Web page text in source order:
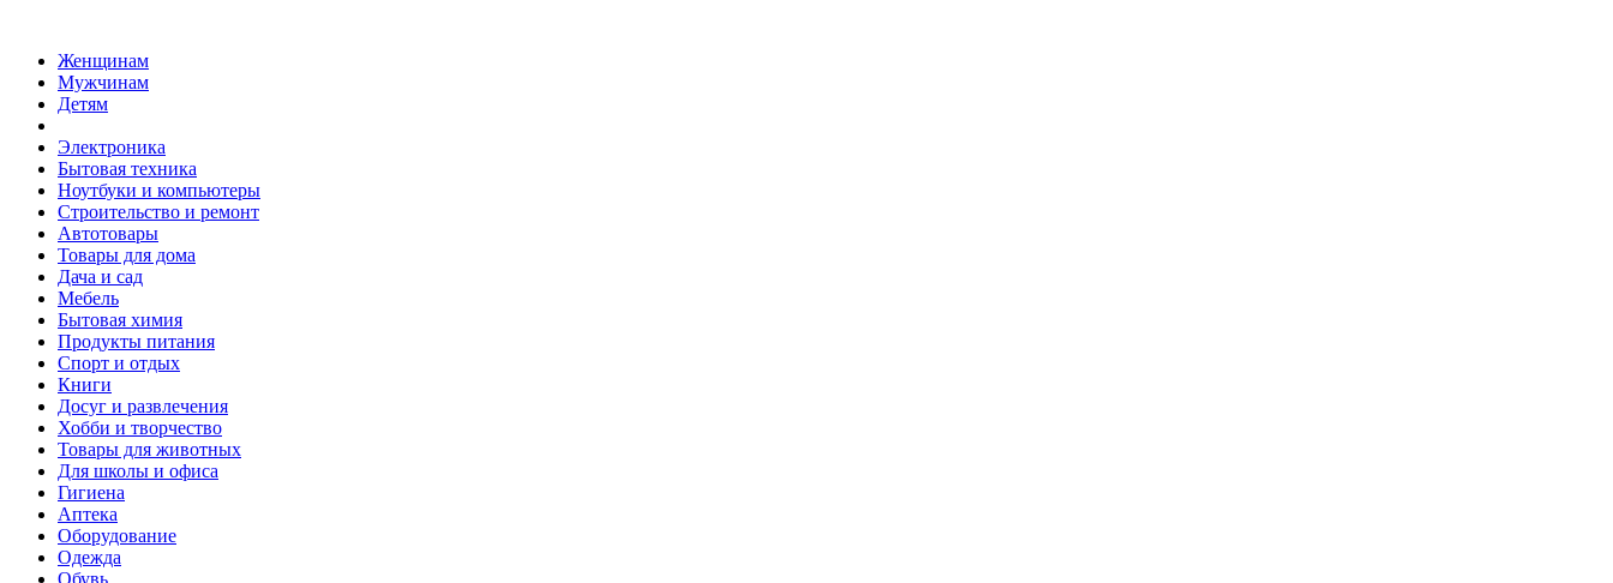
Женщинам
Мужчинам
Детям
Электроника
Бытовая техника
Ноутбуки и компьютеры
Строительство и ремонт
Автотовары
Товары для дома
Дача и сад
Мебель
Бытовая химия
Продукты питания
Спорт и отдых
Книги
Досуг и развлечения
Хобби и творчество
Товары для животных
Для школы и офиса
Гигиена
Аптека
Оборудование
Одежда
Обувь